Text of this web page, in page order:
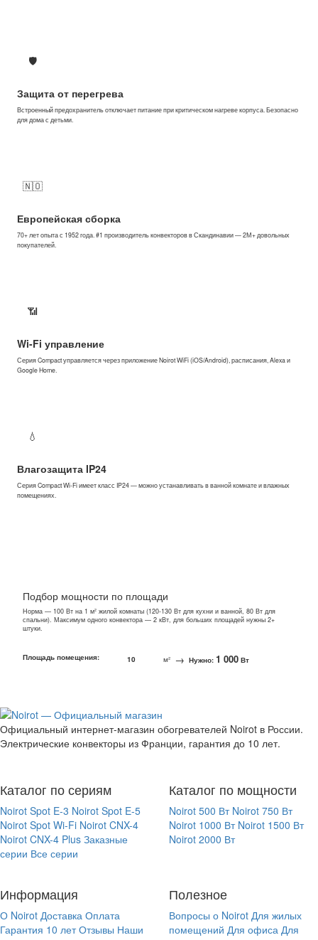
🛡
Защита от перегрева
Встроенный предохранитель отключает питание при критическом нагреве корпуса. Безопасно
для дома с детьми.
🇳🇴
Европейская сборка
70+ лет опыта с 1952 года. #1 производитель конвекторов в Скандинавии — 2М+ довольных
покупателей.
📶
Wi-Fi управление
Серия Compact управляется через приложение Noirot WiFi (iOS/Android), расписания, Alexa и
Google Home.
💧
Влагозащита IP24
Серия Compact Wi-Fi имеет класс IP24 — можно устанавливать в ванной комнате и влажных
помещениях.
Подбор мощности по площади
Норма — 100 Вт на 1 м² жилой комнаты (120-130 Вт для кухни и ванной, 80 Вт для
спальни). Максимум одного конвектора — 2 кВт, для больших площадей нужны 2+
штуки.
Площадь помещения: м² → Нужно: 1 000 Вт
Официальный интернет-магазин обогревателей Noirot в России.
Электрические конвекторы из Франции, гарантия до 10 лет.
Каталог по сериям
Noirot Spot E-3 Noirot Spot E-5
Noirot Spot Wi-Fi Noirot CNX-4
Noirot CNX-4 Plus Заказные
серии Все серии
Каталог по мощности
Noirot 500 Вт Noirot 750 Вт
Noirot 1000 Вт Noirot 1500 Вт
Noirot 2000 Вт
Информация
О Noirot Доставка Оплата
Гарантия 10 лет Отзывы Наши
Полезное
Вопросы о Noirot Для жилых
помещений Для офиса Для